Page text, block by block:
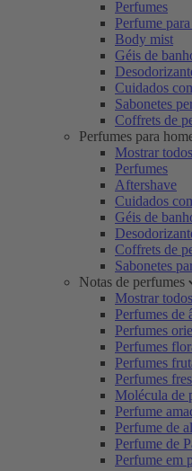
Perfumes
Perfume
Body mist
Géis de
Cuidados
Sabonetes
Coffrets de
Perfumes para
Mostrar todos
Perfumes
Aftershave
Cuidados
Géis de
Coffrets de
Sabonetes
Notas de perfumes
Mostrar todos
Perfumes de
Perfumes
Perfumes
Perfumes
Perfumes
Molécula de
Perfume
Perfume de
Perfume de
Perfume em